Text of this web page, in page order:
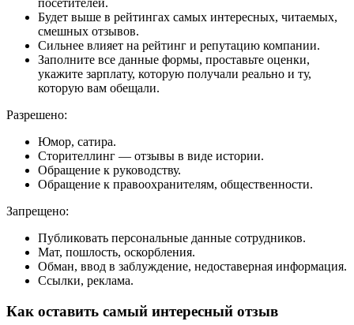
посетителей.
Будет выше в рейтингах самых интересных, читаемых,
смешных отзывов.
Сильнее влияет на рейтинг и репутацию компании.
Заполните все данные формы, проставьте оценки,
укажите зарплату, которую получали реально и ту,
которую вам обещали.
Разрешено:
Юмор, сатира.
Сторителлинг — отзывы в виде истории.
Обращение к руководству.
Обращение к правоохранителям, общественности.
Запрещено:
Публиковать персональные данные сотрудников.
Мат, пошлость, оскорбления.
Обман, ввод в заблуждение, недоставерная информация.
Ссылки, реклама.
Как оставить самый интересный отзыв